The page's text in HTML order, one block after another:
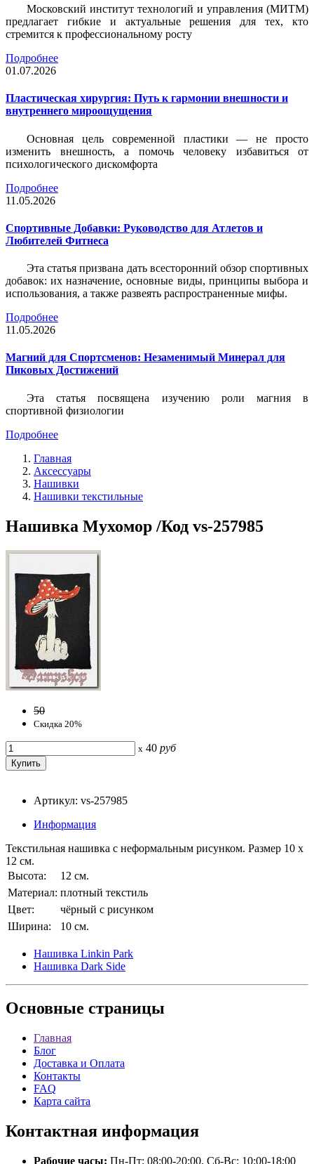
Московский институт технологий и управления (МИТМ)
предлагает гибкие и актуальные решения для тех, кто
стремится к профессиональному росту
Подробнее
01.07.2026
Пластическая хирургия: Путь к гармонии внешности и
внутреннего мироощущения
Основная цель современной пластики — не просто
изменить внешность, а помочь человеку избавиться от
психологического дискомфорта
Подробнее
11.05.2026
Спортивные Добавки: Руководство для Атлетов и
Любителей Фитнеса
Эта статья призвана дать всесторонний обзор спортивных
добавок: их назначение, основные виды, принципы выбора и
использования, а также развеять распространенные мифы.
Подробнее
11.05.2026
Магний для Спортсменов: Незаменимый Минерал для
Пиковых Достижений
Эта статья посвящена изучению роли магния в
спортивной физиологии
Подробнее
Главная
Аксессуары
Нашивки
Нашивки текстильные
Нашивка Мухомор /Код vs-257985
50
Скидка 20%
x 40 руб
Артикул: vs-257985
Информация
Текстильная нашивка с неформальным рисунком. Размер 10 х
12 см.
Высота:
12 см.
Материал: плотный текстиль
Цвет:
чёрный с рисунком
Ширина:
10 см.
Нашивка Linkin Park
Нашивка Dark Side
Основные страницы
Главная
Блог
Доставка и Оплата
Контакты
FAQ
Карта сайта
Контактная информация
Рабочие часы: Пн-Пт: 08:00-20:00, Сб-Вс: 10:00-18:00